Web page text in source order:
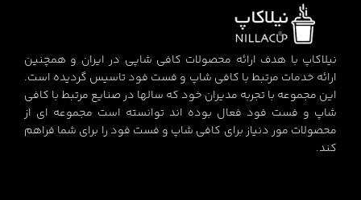
نیلاکاپ با هدف ارائه محصولات کافی شاپی در ایران و همچنین
ارائه خدمات مرتبط با کافی شاپ و فست فود تاسیس گردیده است.
این مجموعه با تجربه مدیران خود که سالها در صنایع مرتبط با کافی
شاپ و فست فود فعال بوده اند توانسته است مجموعه ای از
محصولات مور دنیاز برای کافی شاپ و فست فود را برای شما فراهم
کند.